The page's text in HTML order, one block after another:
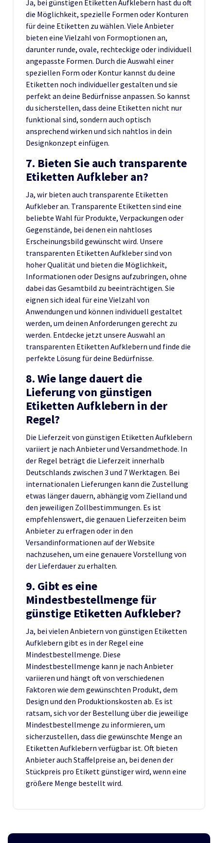
Ja, bei günstigen Etiketten Aufklebern hast du oft
die Möglichkeit, spezielle Formen oder Konturen
für deine Etiketten zu wählen. Viele Anbieter
bieten eine Vielzahl von Formoptionen an,
darunter runde, ovale, rechteckige oder individuell
angepasste Formen. Durch die Auswahl einer
speziellen Form oder Kontur kannst du deine
Etiketten noch individueller gestalten und sie
perfekt an deine Bedürfnisse anpassen. So kannst
du sicherstellen, dass deine Etiketten nicht nur
funktional sind, sondern auch optisch
ansprechend wirken und sich nahtlos in dein
Designkonzept einfügen.
7. Bieten Sie auch transparente
Etiketten Aufkleber an?
Ja, wir bieten auch transparente Etiketten
Aufkleber an. Transparente Etiketten sind eine
beliebte Wahl für Produkte, Verpackungen oder
Gegenstände, bei denen ein nahtloses
Erscheinungsbild gewünscht wird. Unsere
transparenten Etiketten Aufkleber sind von
hoher Qualität und bieten die Möglichkeit,
Informationen oder Designs aufzubringen, ohne
dabei das Gesamtbild zu beeinträchtigen. Sie
eignen sich ideal für eine Vielzahl von
Anwendungen und können individuell gestaltet
werden, um deinen Anforderungen gerecht zu
werden. Entdecke jetzt unsere Auswahl an
transparenten Etiketten Aufklebern und finde die
perfekte Lösung für deine Bedürfnisse.
8. Wie lange dauert die
Lieferung von günstigen
Etiketten Aufklebern in der
Regel?
Die Lieferzeit von günstigen Etiketten Aufklebern
variiert je nach Anbieter und Versandmethode. In
der Regel beträgt die Lieferzeit innerhalb
Deutschlands zwischen 3 und 7 Werktagen. Bei
internationalen Lieferungen kann die Zustellung
etwas länger dauern, abhängig vom Zielland und
den jeweiligen Zollbestimmungen. Es ist
empfehlenswert, die genauen Lieferzeiten beim
Anbieter zu erfragen oder in den
Versandinformationen auf der Website
nachzusehen, um eine genauere Vorstellung von
der Lieferdauer zu erhalten.
9. Gibt es eine
Mindestbestellmenge für
günstige Etiketten Aufkleber?
Ja, bei vielen Anbietern von günstigen Etiketten
Aufklebern gibt es in der Regel eine
Mindestbestellmenge. Diese
Mindestbestellmenge kann je nach Anbieter
variieren und hängt oft von verschiedenen
Faktoren wie dem gewünschten Produkt, dem
Design und den Produktionskosten ab. Es ist
ratsam, sich vor der Bestellung über die jeweilige
Mindestbestellmenge zu informieren, um
sicherzustellen, dass die gewünschte Menge an
Etiketten Aufklebern verfügbar ist. Oft bieten
Anbieter auch Staffelpreise an, bei denen der
Stückpreis pro Etikett günstiger wird, wenn eine
größere Menge bestellt wird.